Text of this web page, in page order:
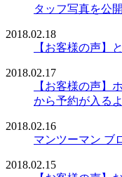
タッフ写真を公
2018.02.18
【お客様の声】
2018.02.17
【お客様の声】
から予約が入る
2018.02.16
マンツーマン ブ
2018.02.15